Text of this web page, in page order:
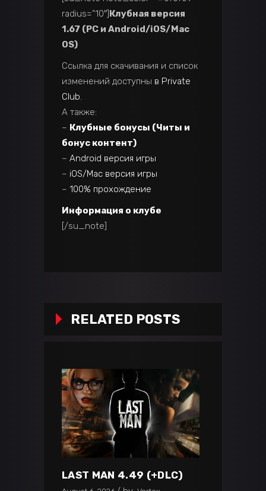
radius=”10″] Клубная версия
1.67 (PC и Android/iOS/Mac
OS)
Ссылка для скачивания и список
изменений доступны в Private
Club.
А также:
– Клубные бонусы (Читы и
бонус контент)
– Android версия игры
– iOS/Mac версия игры
– 100% прохождение
Информация о клубе
[/su_note]
RELATED POSTS
LAST MAN 4.49 (+DLC)